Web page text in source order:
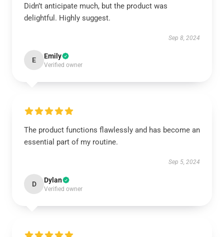
Didn’t anticipate much, but the product was
delightful. Highly suggest.
Sep 8, 2024
E Emily
Verified owner
The product functions flawlessly and has become an
essential part of my routine.
Sep 5, 2024
D Dylan
Verified owner